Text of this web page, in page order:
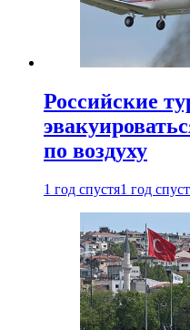
Российские
по воздуху
1 год спустя1 год